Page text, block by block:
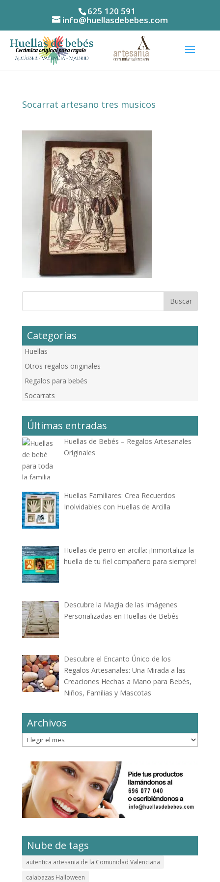
625 120 591
info@huellasdebebes.com
Socarrat artesano tres musicos
Categorías
Huellas
Otros regalos originales
Regalos para bebés
Socarrats
Últimas entradas
Huellas de Bebés – Regalos Artesanales
Originales
Huellas Familiares: Crea Recuerdos
Inolvidables con Huellas de Arcilla
Huellas de perro en arcilla: ¡Inmortaliza la
huella de tu fiel compañero para siempre!
Descubre la Magia de las Imágenes
Personalizadas en Huellas de Bebés
Descubre el Encanto Único de los
Regalos Artesanales: Una Mirada a las
Creaciones Hechas a Mano para Bebés,
Niños, Familias y Mascotas
Archivos
Archivos
Nube de tags
autentica artesania de la Comunidad Valenciana
calabazas Halloween